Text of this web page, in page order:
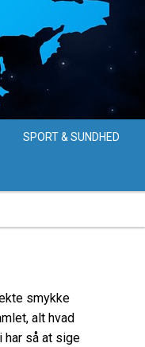
SPORT & SUNDHED
smykke
alt hvad
har så at sige